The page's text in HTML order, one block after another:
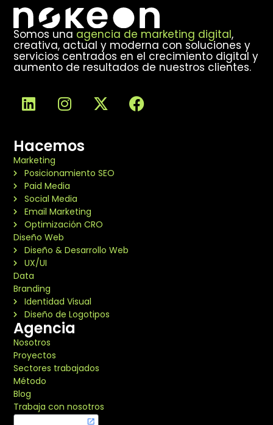
Somos una agencia de marketing digital,
creativa, actual y moderna con soluciones y
servicios centrados en el crecimiento digital y
aumento de resultados de nuestros clientes.
Hacemos
Marketing
Posicionamiento SEO
Paid Media
Social Media
Email Marketing
Optimización CRO
Diseño Web
Diseño & Desarrollo Web
UX/UI
Data
Branding
Identidad Visual
Diseño de Logotipos
Agencia
Nosotros
Proyectos
Sectores trabajados
Método
Blog
Trabaja con nosotros